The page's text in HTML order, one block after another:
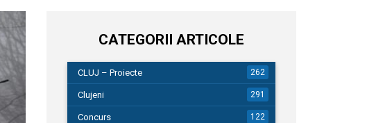
CATEGORII ARTICOLE
CLUJ – Proiecte 262
Clujeni 291
Concurs 122